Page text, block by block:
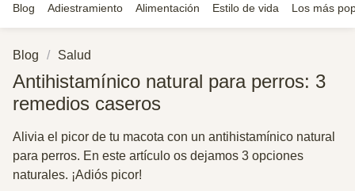
Blog Adiestramiento Alimentación Estilo de vida Los más
Blog Salud
Antihistamínico natural para perros: 3
remedios caseros
Alivia el picor de tu macota con un antihistamínico natural
para perros. En este artículo os dejamos 3 opciones
naturales. ¡Adiós picor!